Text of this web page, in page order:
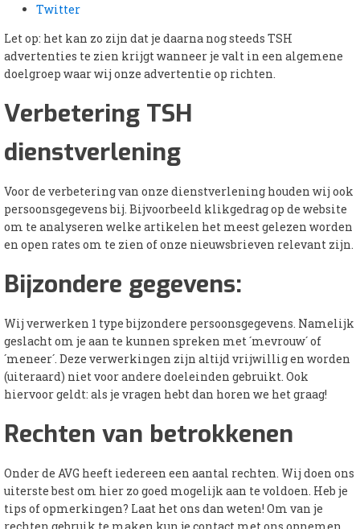
Twitter
Let op: het kan zo zijn dat je daarna nog steeds TSH
advertenties te zien krijgt wanneer je valt in een algemene
doelgroep waar wij onze advertentie op richten.
Verbetering TSH
dienstverlening
Voor de verbetering van onze dienstverlening houden wij ook
persoonsgegevens bij. Bijvoorbeeld klikgedrag op de website
om te analyseren welke artikelen het meest gelezen worden
en open rates om te zien of onze nieuwsbrieven relevant zijn.
Bijzondere gegevens:
Wij verwerken 1 type bijzondere persoonsgegevens. Namelijk
geslacht om je aan te kunnen spreken met ´mevrouw´ of
´meneer´. Deze verwerkingen zijn altijd vrijwillig en worden
(uiteraard) niet voor andere doeleinden gebruikt. Ook
hiervoor geldt: als je vragen hebt dan horen we het graag!
Rechten van betrokkenen
Onder de AVG heeft iedereen een aantal rechten. Wij doen ons
uiterste best om hier zo goed mogelijk aan te voldoen. Heb je
tips of opmerkingen? Laat het ons dan weten! Om van je
rechten gebruik te maken kun je contact met ons opnemen